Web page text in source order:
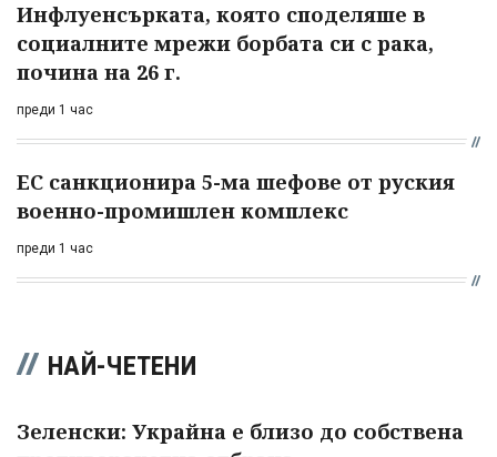
Инфлуенсърката, която споделяше в
социалните мрежи борбата си с рака,
почина на 26 г.
преди 1 час
ЕС санкционира 5-ма шефове от руския
военно-промишлен комплекс
преди 1 час
НАЙ-ЧЕТЕНИ
Зеленски: Украйна е близо до собствена